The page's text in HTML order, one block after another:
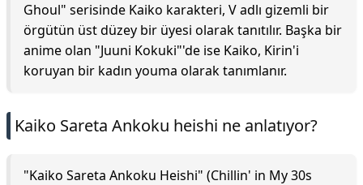
Ghoul" serisinde Kaiko karakteri, V adlı gizemli bir
örgütün üst düzey bir üyesi olarak tanıtılır. Başka bir
anime olan "Juuni Kokuki"'de ise Kaiko, Kirin'i
koruyan bir kadın youma olarak tanımlanır.
Kaiko Sareta Ankoku heishi ne anlatıyor?
"Kaiko Sareta Ankoku Heishi" (Chillin' in My 30s